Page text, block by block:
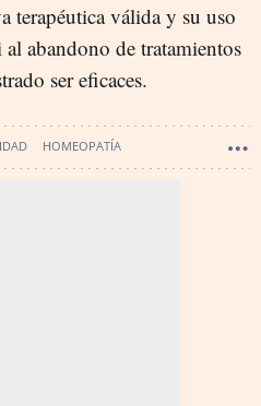
terapéutica válida y su uso
abandono de tratamientos
ser eficaces.
HOMEOPATÍA